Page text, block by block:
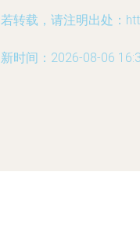
转载，请注明出处：
时间：2026-08-06